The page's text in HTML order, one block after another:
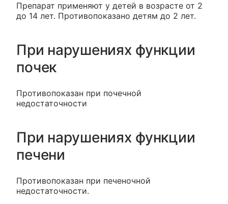
Препарат применяют у детей в возрасте от 2
до 14 лет. Противопоказано детям до 2 лет.
При нарушениях функции
почек
Противопоказан при почечной
недостаточности
При нарушениях функции
печени
Противопоказан при печеночной
недостаточности.